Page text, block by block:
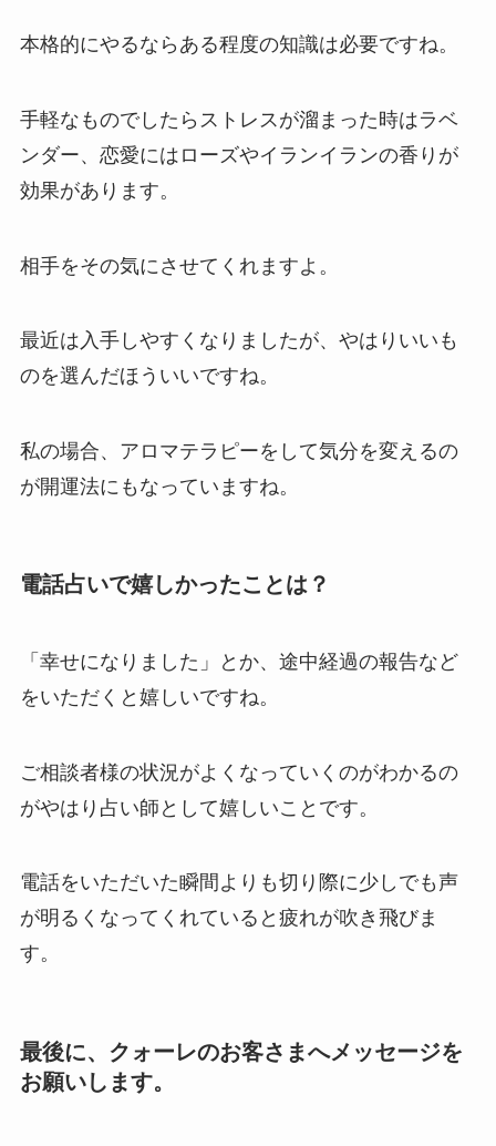
本格的にやるならある程度の知識は必要ですね。
手軽なものでしたらストレスが溜まった時はラベ
ンダー、恋愛にはローズやイランイランの香りが
効果があります。
相手をその気にさせてくれますよ。
最近は入手しやすくなりましたが、やはりいいも
のを選んだほういいですね。
私の場合、アロマテラピーをして気分を変えるの
が開運法にもなっていますね。
電話占いで嬉しかったことは？
「幸せになりました」とか、途中経過の報告など
をいただくと嬉しいですね。
ご相談者様の状況がよくなっていくのがわかるの
がやはり占い師として嬉しいことです。
電話をいただいた瞬間よりも切り際に少しでも声
が明るくなってくれていると疲れが吹き飛びま
す。
最後に、クォーレのお客さまへメッセージを
お願いします。